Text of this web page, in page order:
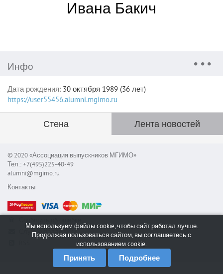
Ивана Бакич
Инфо
Дата рождения: 30 октября 1989 (36 лет)
https://user55456.alumni.mgimo.ru
Стена Лента новостей
© 2020 «Ассоциация выпускников МГИМО»
Тел.: +7(495)225-40-49
alumni@mgimo.ru
Контакты
Служба поддержки
Мы используем файлы cookie, чтобы сайт работал лучше.
Продолжая пользоваться сайтом, вы соглашаетесь с
использованием cookie.
Принять Подробнее